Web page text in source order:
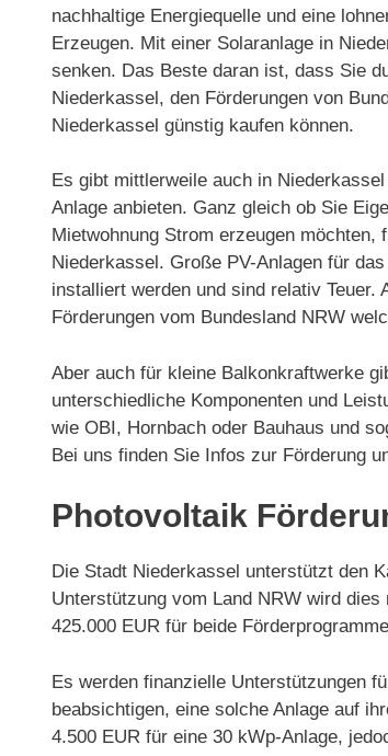
nachhaltige Energiequelle und eine
Erzeugen. Mit einer Solaranlage in
senken. Das Beste daran ist, dass Sie
Niederkassel, den Förderungen von
Niederkassel günstig kaufen können.
Es gibt mittlerweile auch in
Anlage anbieten. Ganz gleich ob Sie
Mietwohnung Strom erzeugen
Niederkassel. Große PV-Anlagen für
installiert werden und sind relativ
Förderungen vom Bundesland NRW
Aber auch für kleine Balkonkraftwerke
unterschiedliche Komponenten und
wie OBI, Hornbach oder Bauhaus und
Bei uns finden Sie Infos zur Förderung
Photovoltaik
Die Stadt Niederkassel unterstützt den
Unterstützung vom Land NRW wird
425.000 EUR für beide
Es werden finanzielle Unterstützungen
beabsichtigen, eine solche Anlage auf
4.500 EUR für eine 30 kWp-Anlage,